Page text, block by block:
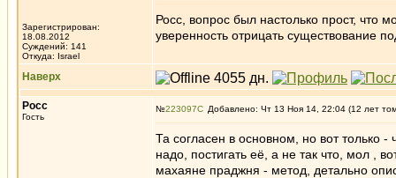
Зарегистрирован:
18.08.2012
Суждений: 141
Откуда: Israel
Росс, вопрос был настолько прост, что
уверенность отрицать существование
Наверх
Росс
Гость
№223097 Добавлено: Чт 13 Ноя 14, 22:04 (12 лет
Та согласен в основном, но вот только
надо, постигать её, а не так что, мол ,
махаяне праджня - метод, детально